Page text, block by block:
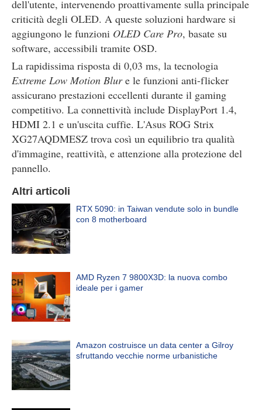
dell'utente, intervenendo proattivamente sulla principale
criticità degli OLED. A queste soluzioni hardware si
aggiungono le funzioni OLED Care Pro, basate su
software, accessibili tramite OSD.
La rapidissima risposta di 0,03 ms, la tecnologia
Extreme Low Motion Blure le funzioni anti-flicker
assicurano prestazioni eccellenti durante il gaming
competitivo. La connettività include DisplayPort 1.4,
HDMI 2.1 e un'uscita cuffie. L'Asus ROG Strix
XG27AQDMESZ trova così un equilibrio tra qualità
d'immagine, reattività, e attenzione alla protezione del
pannello.
Altri articoli
RTX 5090: in Taiwan vendute solo in bundle
con 8 motherboard
AMD Ryzen 7 9800X3D: la nuova combo
ideale per i gamer
Amazon costruisce un data center a Gilroy
sfruttando vecchie norme urbanistiche